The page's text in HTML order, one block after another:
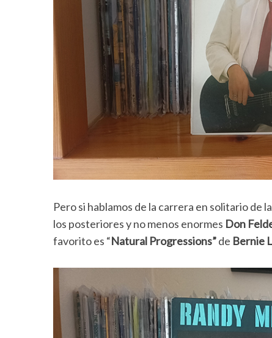
Pero si hablamos de la carrera en solitario de
los posteriores y no menos enormes Don
favorito es “Natural Progressions”de Bernie